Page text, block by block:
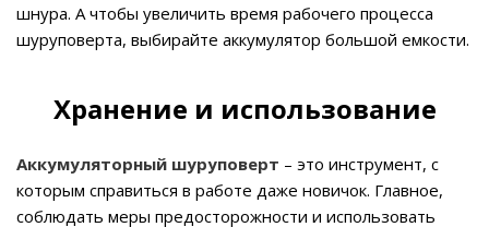
шнура. А чтобы увеличить время рабочего процесса
шуруповерта, выбирайте аккумулятор большой емкости.
Хранение и использование
Аккумуляторный шуруповерт – это инструмент, с
которым справиться в работе даже новичок. Главное,
соблюдать меры предосторожности и использовать